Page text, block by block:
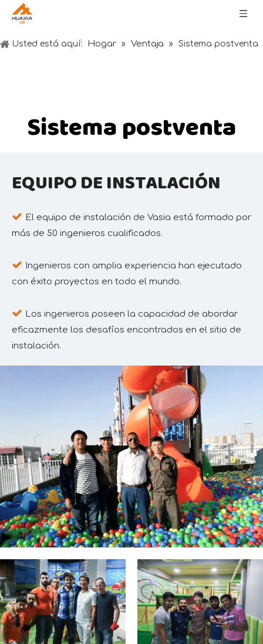
Usted está aquí: Hogar » Ventaja » Sistema postventa
Sistema postventa
EQUIPO DE INSTALACIÓN
 El equipo de instalación de Vasia está formado por
más de 50 ingenieros cualificados.
 Ingenieros con amplia experiencia han ejecutado
con éxito proyectos en todo el mundo.
 Los ingenieros poseen la capacidad de abordar
eficazmente los desafíos encontrados en el sitio de
instalación.